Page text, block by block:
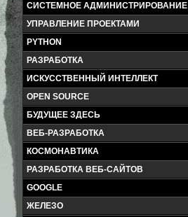
СИСТЕМНОЕ АДМИНИСТРИРОВАНИЕ
УПРАВЛЕНИЕ ПРОЕКТАМИ
PYTHON
РАЗРАБОТКА
ИСКУССТВЕННЫЙ ИНТЕЛЛЕКТ
OPEN SOURCE
БУДУЩЕЕ ЗДЕСЬ
ВЕБ-РАЗРАБОТКА
КОСМОНАВТИКА
РАЗРАБОТКА ВЕБ-САЙТОВ
GOOGLE
ЖЕЛЕЗО